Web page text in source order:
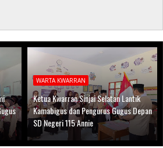
WARTA KWARRAN
Ketua Kwarran Sinjai Selatan Lantik
Kamabigus dan Pengurus Gugus Depan
SD Negeri 115 Annie